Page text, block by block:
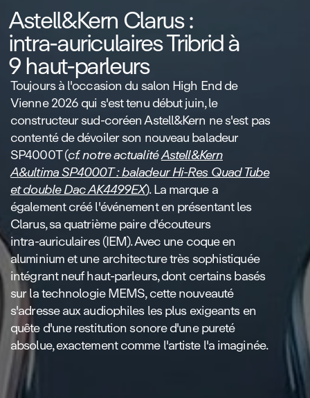
Astell&Kern Clarus :
intra‑auriculaires Tribrid à
9 haut‑parleurs
Toujours à l'occasion du salon High End de
Vienne 2026 qui s'est tenu début juin, le
constructeur sud‑coréen Astell&Kern ne s'est pas
contenté de dévoiler son nouveau baladeur
SP4000T (cf. notre actualitéAstell&Kern
A&ultima SP4000T : baladeur Hi‑Res Quad Tube
et double Dac AK4499EX). La marque a
également créé l'événement en présentant les
Clarus, sa quatrième paire d'écouteurs
intra‑auriculaires (IEM). Avec une coque en
aluminium et une architecture très sophistiquée
intégrant neuf haut‑parleurs, dont certains basés
sur la technologie MEMS, cette nouveauté
s'adresse aux audiophiles les plus exigeants en
quête d'une restitution sonore d'une pureté
absolue, exactement comme l'artiste l'a imaginée.